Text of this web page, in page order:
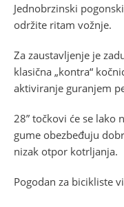
Jednobrzinski
održite ritam vožnje.
Za zaustavljenje je
klasična „kontra“
aktiviranje guranjem
28” točkovi će se lako
gume obezbeđuju
nizak otpor kotrljanja.
Pogodan za bicikliste